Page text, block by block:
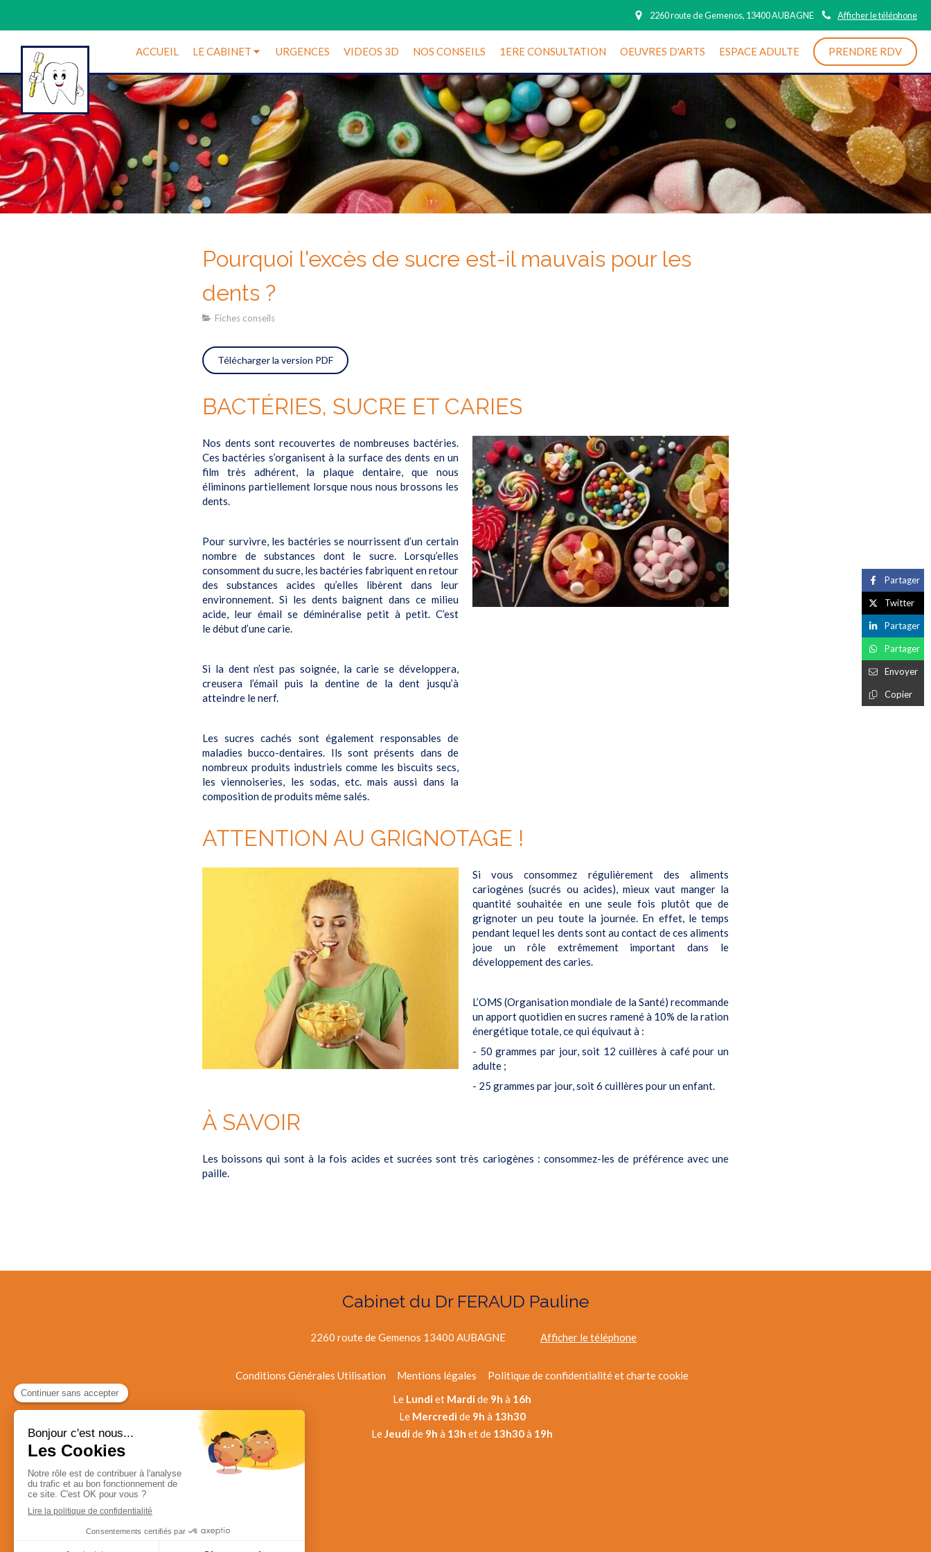
Afficher le téléphone
2260 route de Gemenos, 13400 AUBAGNE
ACCUEIL LE CABINET URGENCES VIDEOS 3D NOS CONSEILS 1ERE CONSULTATION OEUVRES D'ARTS ESPACE ADULTE PRENDRE RDV
Pourquoi l'excès de sucre est-il mauvais pour les
dents ?
Fiches conseils
Télécharger la version PDF
BACTÉRIES, SUCRE ET CARIES
Nos dents sont recouvertes de nombreuses bactéries.
Ces bactéries s’organisent à la surface des dents en un
film très adhérent, la plaque dentaire, que nous
éliminons partiellement lorsque nous nous brossons les
dents.
Pour survivre, les bactéries se nourrissent d’un certain
nombre de substances dont le sucre. Lorsqu’elles
consomment du sucre, les bactéries fabriquent en retour
des substances acides qu’elles libèrent dans leur
environnement. Si les dents baignent dans ce milieu
acide, leur émail se déminéralise petit à petit. C’est
le début d’une carie.
Si la dent n’est pas soignée, la carie se développera,
creusera l’émail puis la dentine de la dent jusqu’à
atteindre le nerf.
Les sucres cachés sont également responsables de
maladies bucco-dentaires. Ils sont présents dans de
nombreux produits industriels comme les biscuits secs,
les viennoiseries, les sodas, etc. mais aussi dans la
composition de produits même salés.
ATTENTION AU GRIGNOTAGE !
Si vous consommez régulièrement des aliments
cariogènes (sucrés ou acides), mieux vaut manger la
quantité souhaitée en une seule fois plutôt que de
grignoter un peu toute la journée. En effet, le temps
pendant lequel les dents sont au contact de ces aliments
joue un rôle extrêmement important dans le
développement des caries.
L’OMS (Organisation mondiale de la Santé) recommande
un apport quotidien en sucres ramené à 10% de la ration
énergétique totale, ce qui équivaut à :
- 50 grammes par jour, soit 12 cuillères à café pour un
adulte ;
- 25 grammes par jour, soit 6 cuillères pour un enfant.
À SAVOIR
Les boissons qui sont à la fois acides et sucrées sont très cariogènes : consommez-les de préférence avec une
paille.
Partager
Twitter
Partager
Partager
Envoyer
Copier
Cabinet du Dr FERAUD Pauline
2260 route de Gemenos 13400 AUBAGNE Afficher le téléphone
Conditions Générales Utilisation Mentions légales
Politique de confidentialité et charte cookie
Le Lundi et Mardi de 9h à 16h
Le Mercredi de 9h à 13h30
LeJeudi de 9h à 13h et de 13h30à 19h